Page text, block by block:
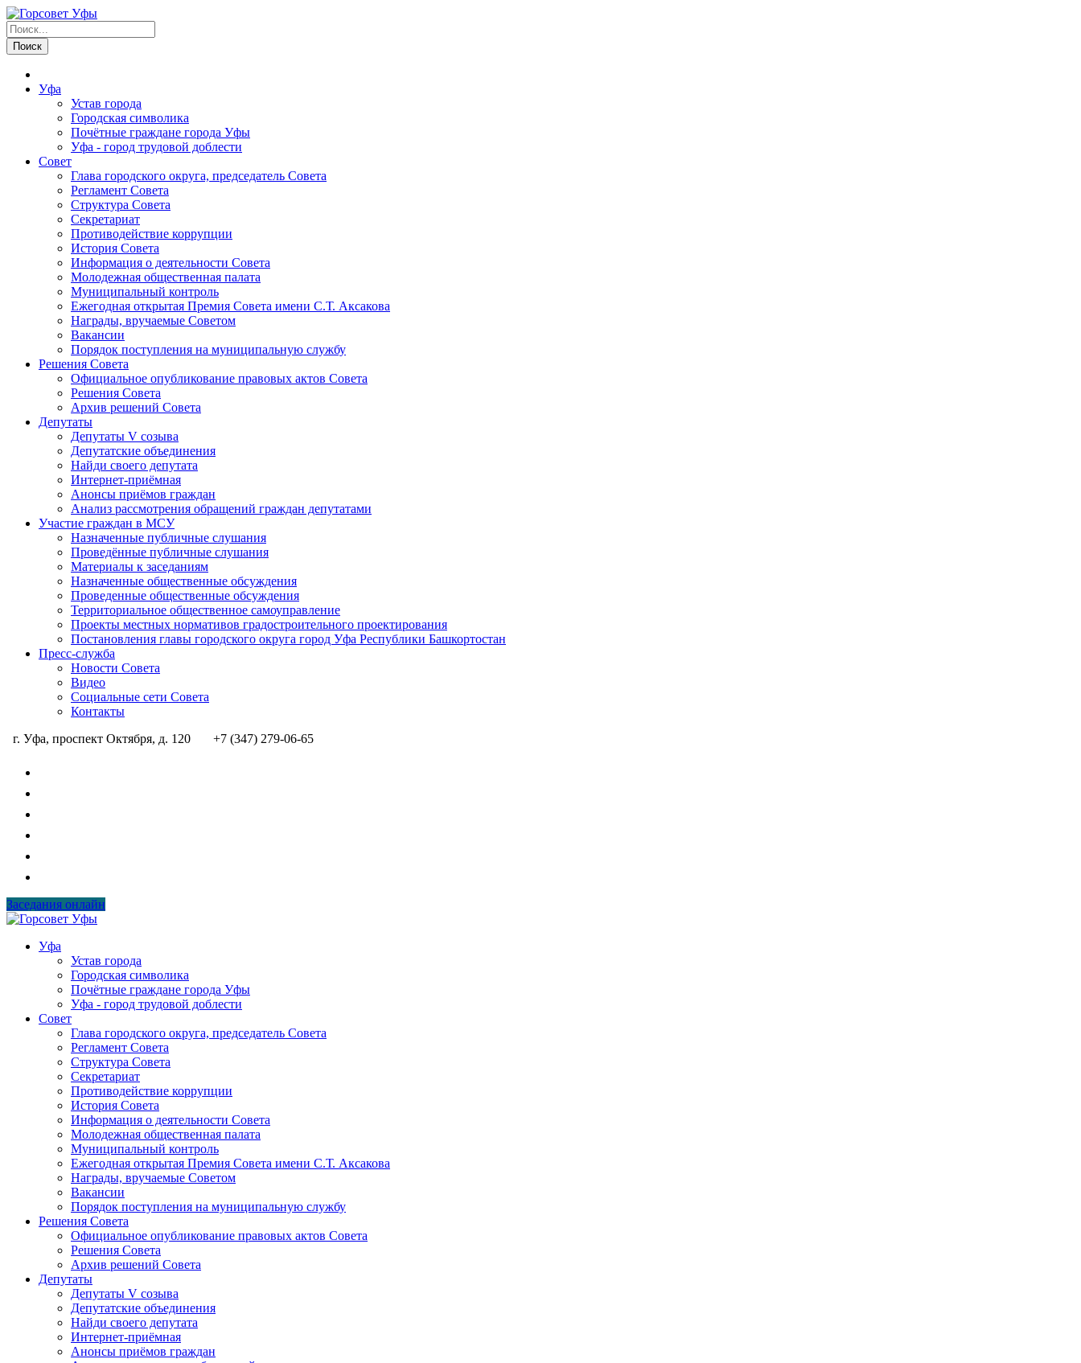
Уфа
Устав города
Городская символика
Почётные граждане города Уфы
Уфа - город трудовой доблести
Совет
Глава городского округа, председатель Совета
Регламент Совета
Структура Совета
Секретариат
Противодействие коррупции
История Совета
Информация о деятельности Совета
Молодежная общественная палата
Муниципальный контроль
Ежегодная открытая Премия Совета имени С.Т. Аксакова
Награды, вручаемые Советом
Вакансии
Порядок поступления на муниципальную службу
Решения Совета
Официальное опубликование правовых актов Совета
Решения Совета
Архив решений Совета
Депутаты
Депутаты V созыва
Депутатские объединения
Найди своего депутата
Интернет-приёмная
Анонсы приёмов граждан
Анализ рассмотрения обращений граждан депутатами
Участие граждан в МСУ
Назначенные публичные слушания
Проведённые публичные слушания
Материалы к заседаниям
Назначенные общественные обсуждения
Проведенные общественные обсуждения
Территориальное общественное самоуправление
Проекты местных нормативов градостроительного проектирования
Постановления главы городского округа город Уфа Республики Башкортостан
Пресс-служба
Новости Совета
Видео
Социальные сети Совета
Контакты
г. Уфа, проспект Октября, д. 120
+7 (347) 279-06-65
Заседания онлайн
Уфа
Устав города
Городская символика
Почётные граждане города Уфы
Уфа - город трудовой доблести
Совет
Глава городского округа, председатель Совета
Регламент Совета
Структура Совета
Секретариат
Противодействие коррупции
История Совета
Информация о деятельности Совета
Молодежная общественная палата
Муниципальный контроль
Ежегодная открытая Премия Совета имени С.Т. Аксакова
Награды, вручаемые Советом
Вакансии
Порядок поступления на муниципальную службу
Решения Совета
Официальное опубликование правовых актов Совета
Решения Совета
Архив решений Совета
Депутаты
Депутаты V созыва
Депутатские объединения
Найди своего депутата
Интернет-приёмная
Анонсы приёмов граждан